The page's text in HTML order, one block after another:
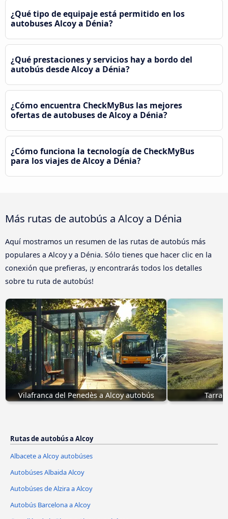
¿Qué tipo de equipaje está permitido en los
autobuses Alcoy a Dénia?
¿Qué prestaciones y servicios hay a bordo del
autobús desde Alcoy a Dénia?
¿Cómo encuentra CheckMyBus las mejores
ofertas de autobuses de Alcoy a Dénia?
¿Cómo funciona la tecnología de CheckMyBus
para los viajes de Alcoy a Dénia?
Más rutas de autobús a Alcoy a Dénia
Aquí mostramos un resumen de las rutas de autobús más
populares a Alcoy y a Dénia. Sólo tienes que hacer clic en la
conexión que prefieras, ¡y encontrarás todos los detalles
sobre tu ruta de autobús!
Vilafranca del Penedès a Alcoy autobús
Rutas de autobús a Alcoy
Albacete a Alcoy autobúses
Autobúses Albaida Alcoy
Autobúses de Alzira a Alcoy
Autobús Barcelona a Alcoy